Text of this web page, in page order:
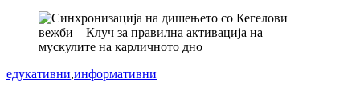
едукативни,информативни